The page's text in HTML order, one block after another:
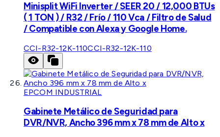
Minisplit WiFi Inverter / SEER 20 / 12,000 BTUs
( 1 TON ) / R32 / Frío / 110 Vca / Filtro de Salud
/ Compatible con Alexa y Google Home.
CCI-R32-12K-110CCI-R32-12K-110
EPCOM INDUSTRIAL
Gabinete Metálico de Seguridad para
DVR/NVR, Ancho 396 mm x 78 mm de Alto x